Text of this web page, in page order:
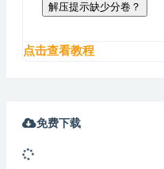
解压提示缺少分卷？
点击查看教程
免费下载